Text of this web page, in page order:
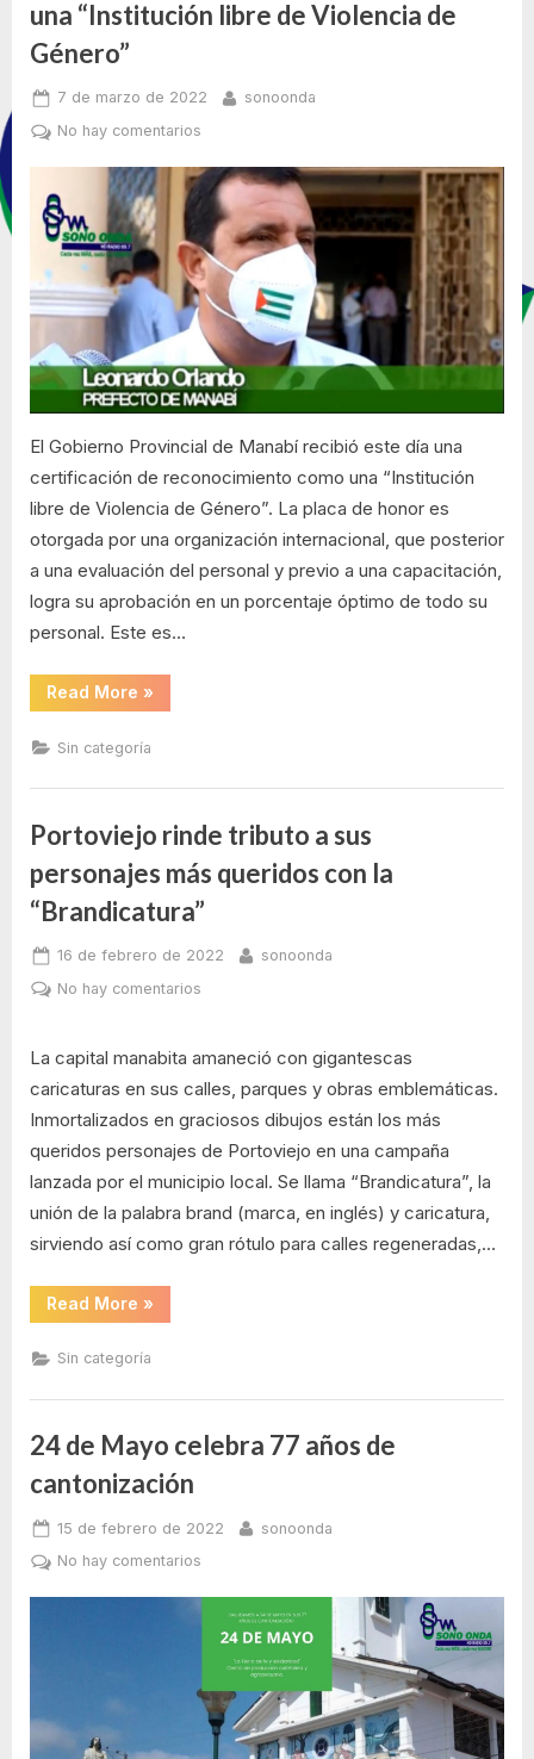
una “Institución libre de Violencia de
Género”
Posted
on
7 de marzo de 2022 By
sonoonda
No hay comentariosen
Provincial
de
Manabí
recibió
certificación
de
reconocimiento
como
una
“Institución
libre
de
Género”
El Gobierno Provincial de Manabí recibió este día una
certificación de reconocimiento como una “Institución
libre de Violencia de Género”. La placa de honor es
otorgada por una organización internacional, que posterior
a una evaluación del personal y previo a una capacitación,
logra su aprobación en un porcentaje óptimo de todo su
personal. Este es…
Read More “Gobierno
Provincial
Manabí
recibió
de
como
una
libre
Violencia
de
»
Sin categoría
Portoviejo rinde tributo a sus
personajes más queridos con la
“Brandicatura”
Posted
on
16 de febrero de 2022 By
sonoonda
No hay comentariosen
tributo
a
sus
personajes
queridos
con
la
La capital manabita amaneció con gigantescas
caricaturas en sus calles, parques y obras emblemáticas.
Inmortalizados en graciosos dibujos están los más
queridos personajes de Portoviejo en una campaña
lanzada por el municipio local. Se llama “Brandicatura”, la
unión de la palabra brand (marca, en inglés) y caricatura,
sirviendo así como gran rótulo para calles regeneradas,…
Read More “Portoviejo
rinde
a
sus
más
la
“Brandicatura””
»
Sin categoría
24 de Mayo celebra 77 años de
cantonización
Posted
on
15 de febrero de 2022 By
sonoonda
No hay comentariosen
de
Mayo
celebra
77
años
de